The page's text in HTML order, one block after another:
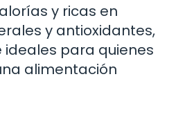
y ricas en
y antioxidantes,
ideales para quienes
alimentación